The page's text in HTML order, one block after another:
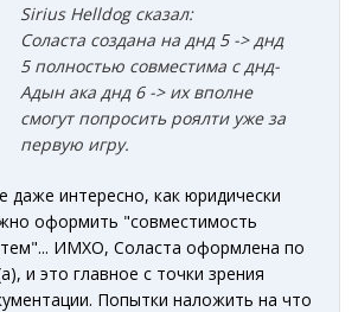
Sirius Helldog сказал:
Соласта создана на днд 5 -> днд
5 полностью совместима с днд-
Адын ака днд 6 -> их вполне
смогут попросить роялти уже за
первую игру.
даже интересно, как юридически
оформить "совместимость
ИМХО, Соласта оформлена по
и это главное с точки зрения
Попытки наложить на что